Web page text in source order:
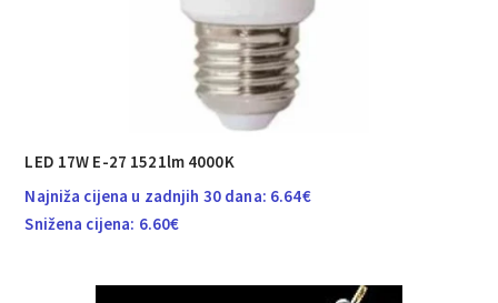
LED 17W E-27 1521lm 4000K
Najniža cijena u zadnjih 30 dana: 6.64€
Snižena cijena: 6.60€